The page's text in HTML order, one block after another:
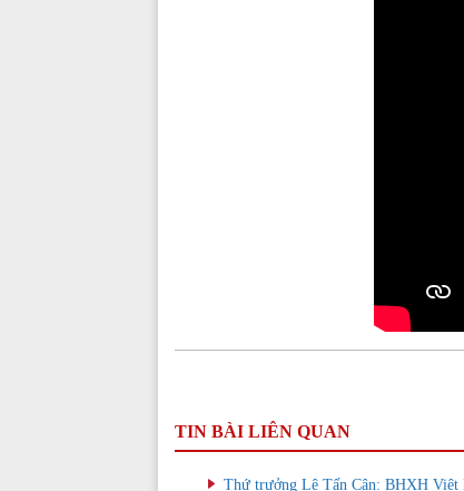
TIN BÀI LIÊN QUAN
Thứ trưởng Lê Tấn Cận: BHXH Việt